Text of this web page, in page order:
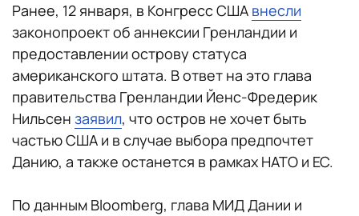
Ранее, 12 января, в Конгресс США внесли
законопроект об аннексии Гренландии и
предоставлении острову статуса
американского штата. В ответ на это глава
правительства Гренландии Йенс-Фредерик
Нильсен заявил, что остров не хочет быть
частью США и в случае выбора предпочтет
Данию, а также останется в рамках НАТО и ЕС.
По данным Bloomberg, глава МИД Дании и